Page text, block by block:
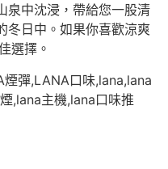
泉中沈浸，帶給您一股清
冬日中。如果你喜歡涼爽
選擇。
彈,LANA口味,lana,lana
,lana主機,lana口味推